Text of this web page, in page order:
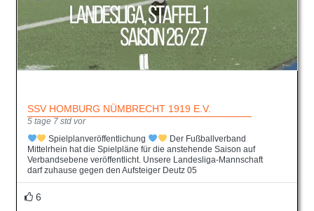
SSV HOMBURG NÜMBRECHT 1919 E.V.
5 tage 7 std vor
Spielplanveröffentlichung
Der Fußballverband
Mittelrhein hat die Spielpläne für die anstehende Saison auf
Verbandsebene veröffentlicht. Unsere Landesliga-Mannschaft
darf zuhause gegen den Aufsteiger Deutz 05
6